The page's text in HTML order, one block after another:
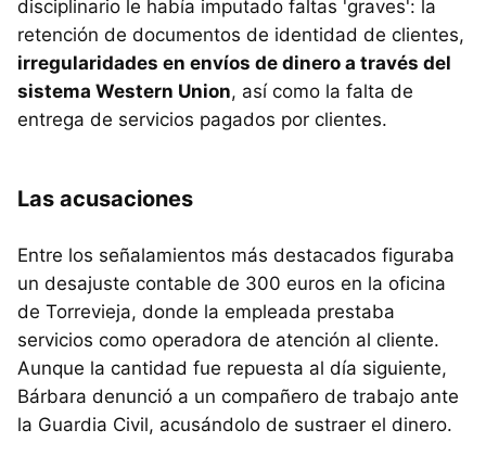
disciplinario le había imputado faltas 'graves': la
retención de documentos de identidad de clientes,
irregularidades en envíos de dinero a través del
sistema Western Union, así como la falta de
entrega de servicios pagados por clientes.
Las acusaciones
Entre los señalamientos más destacados figuraba
un desajuste contable de 300 euros en la oficina
de Torrevieja, donde la empleada prestaba
servicios como operadora de atención al cliente.
Aunque la cantidad fue repuesta al día siguiente,
Bárbara denunció a un compañero de trabajo ante
la Guardia Civil, acusándolo de sustraer el dinero.